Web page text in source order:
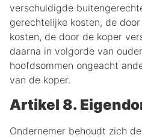
verschuldigde
gerechtelijke kosten, de
kosten, de door de koper
daarna in volgorde van
hoofdsommen ongeacht
van de koper.
Artikel 8.
Ondernemer behoudt zich